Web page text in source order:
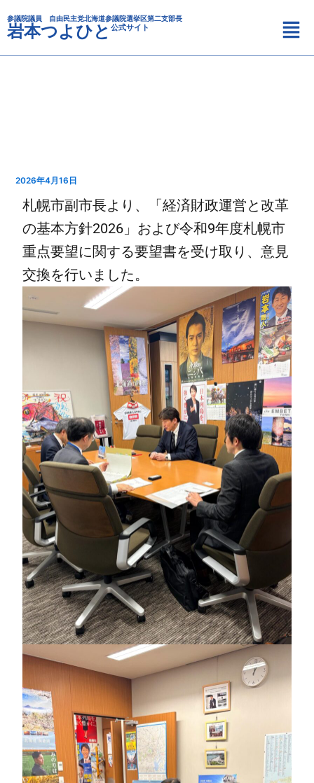
容
を
ス
参議院議員 自由民主党北海道参議院選挙区第二支部長
岩本つよひと 公式サイト
メ
ニ
ュ
2026年4月16日
札幌市副市長より、「経済財政運営と改革
の基本方針2026」および令和9年度札幌市
重点要望に関する要望書を受け取り、意見
交換を行いました。
テ
ゴ